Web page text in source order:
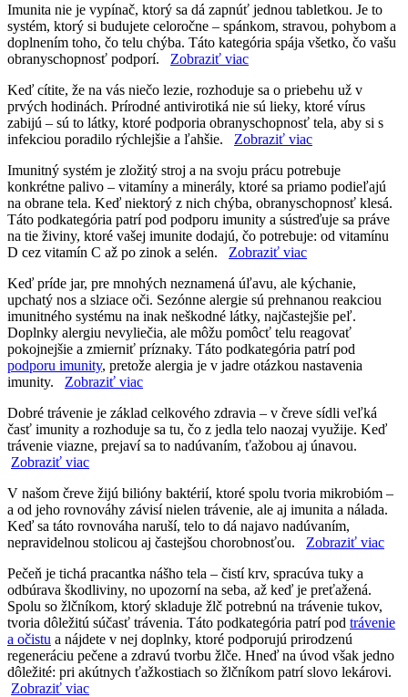
Imunita nie je vypínač, ktorý sa dá zapnúť jednou tabletkou. Je to
systém, ktorý si budujete celoročne – spánkom, stravou, pohybom a
doplnením toho, čo telu chýba. Táto kategória spája všetko, čo vašu
obranyschopnosť podporí. Zobraziť viac
Keď cítite, že na vás niečo lezie, rozhoduje sa o priebehu už v
prvých hodinách. Prírodné antivirotiká nie sú lieky, ktoré vírus
zabijú – sú to látky, ktoré podporia obranyschopnosť tela, aby si s
infekciou poradilo rýchlejšie a ľahšie. Zobraziť viac
Imunitný systém je zložitý stroj a na svoju prácu potrebuje
konkrétne palivo – vitamíny a minerály, ktoré sa priamo podieľajú
na obrane tela. Keď niektorý z nich chýba, obranyschopnosť klesá.
Táto podkategória patrí pod podporu imunity a sústreďuje sa práve
na tie živiny, ktoré vašej imunite dodajú, čo potrebuje: od vitamínu
D cez vitamín C až po zinok a selén. Zobraziť viac
Keď príde jar, pre mnohých neznamená úľavu, ale kýchanie,
upchatý nos a slziace oči. Sezónne alergie sú prehnanou reakciou
imunitného systému na inak neškodné látky, najčastejšie peľ.
Doplnky alergiu nevyliečia, ale môžu pomôcť telu reagovať
pokojnejšie a zmierniť príznaky. Táto podkategória patrí pod
podporu imunity, pretože alergia je v jadre otázkou nastavenia
imunity. Zobraziť viac
Dobré trávenie je základ celkového zdravia – v čreve sídli veľká
časť imunity a rozhoduje sa tu, čo z jedla telo naozaj využije. Keď
trávenie viazne, prejaví sa to nadúvaním, ťažobou aj únavou.
Zobraziť viac
V našom čreve žijú bilióny baktérií, ktoré spolu tvoria mikrobióm –
a od jeho rovnováhy závisí nielen trávenie, ale aj imunita a nálada.
Keď sa táto rovnováha naruší, telo to dá najavo nadúvaním,
nepravidelnou stolicou aj častejšou chorobnosťou. Zobraziť viac
Pečeň je tichá pracantka nášho tela – čistí krv, spracúva tuky a
odbúrava škodliviny, no upozorní na seba, až keď je preťažená.
Spolu so žlčníkom, ktorý skladuje žlč potrebnú na trávenie tukov,
tvoria dôležitú súčasť trávenia. Táto podkategória patrí pod trávenie
a očistu a nájdete v nej doplnky, ktoré podporujú prirodzenú
regeneráciu pečene a zdravú tvorbu žlče. Hneď na úvod však jedno
dôležité: pri akútnych ťažkostiach so žlčníkom patrí slovo lekárovi.
Zobraziť viac